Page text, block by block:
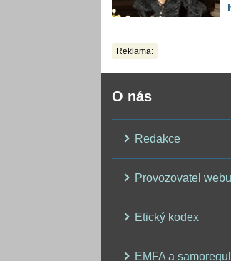
Reklama:
O nás
Redakce
Provozovatel webu
Etický kodex
EMFA a